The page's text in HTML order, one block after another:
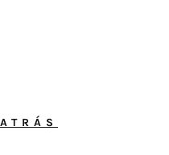
ATRÁS